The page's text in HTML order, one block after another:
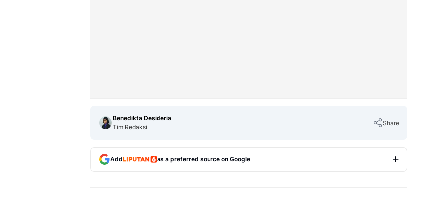
Benedikta Desideria
Tim Redaksi
Share
Add as a preferred source on Google